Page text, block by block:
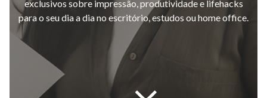
exclusivos sobre impressão, produtividade e lifehacks
para o seu dia a dia no escritório, estudos ou home office.